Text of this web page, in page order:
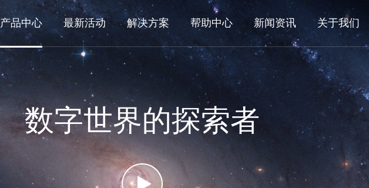
产品中心 最新活动 解决方案 帮助中心 新闻资讯 关于我们
数字世界的探索者